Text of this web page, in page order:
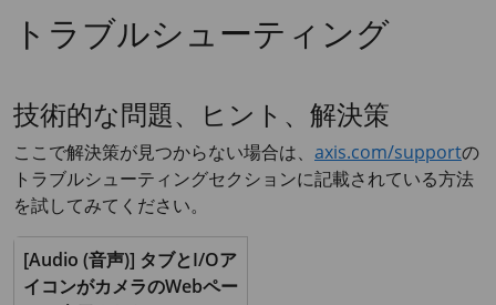
トラブルシューティング
技術的な問題、ヒント、解決策
ここで解決策が見つからない場合は、 axis.com/supportの
トラブルシューティングセクションに記載されている方法
を試してみてください。
[Audio (音声)] タブとI/Oア
イコンがカメラのWebペー